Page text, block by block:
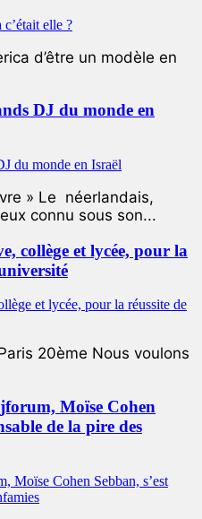
d’être un modèle en
DJ du monde en
» Le néerlandais,
connu sous son...
collège et lycée, pour la
20ème Nous voulons
Moïse Cohen
de la pire des